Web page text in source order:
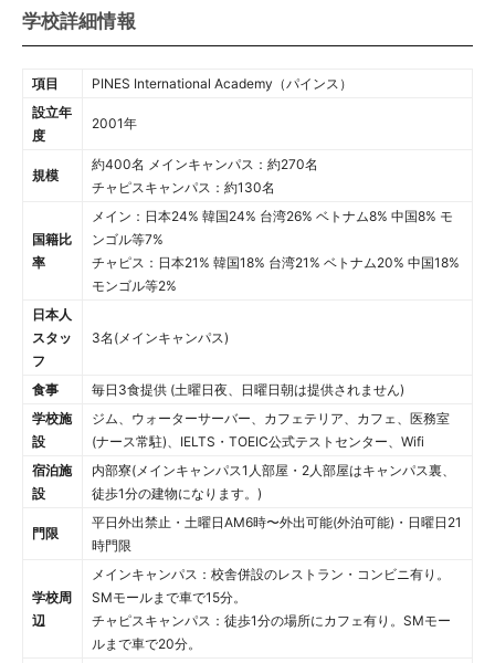
学校詳細情報
項目
PINES International Academy（パインス）
設立年
度
2001年
規模
約400名 メインキャンパス：約270名
チャピスキャンパス：約130名
国籍比
率
メイン：日本24% 韓国24% 台湾26% ベトナム8% 中国8% モ
ンゴル等7%
チャピス：日本21% 韓国18% 台湾21% ベトナム20% 中国18%
モンゴル等2%
日本人
スタッ
フ
3名(メインキャンパス)
食事
毎日3食提供 (土曜日夜、日曜日朝は提供されません)
学校施
設
ジム、ウォーターサーバー、カフェテリア、カフェ、医務室
(ナース常駐)、IELTS・TOEIC公式テストセンター、Wifi
宿泊施
設
内部寮(メインキャンパス1人部屋・2人部屋はキャンパス裏、
徒歩1分の建物になります。)
門限
平日外出禁止・土曜日AM6時〜外出可能(外泊可能)・日曜日21
時門限
学校周
辺
メインキャンパス：校舎併設のレストラン・コンビニ有り。
SMモールまで車で15分。
チャピスキャンパス：徒歩1分の場所にカフェ有り。SMモー
ルまで車で20分。